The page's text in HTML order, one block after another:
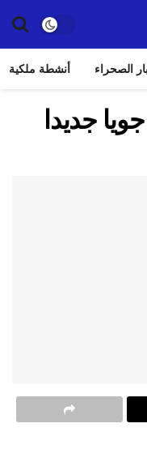
الصحراء أنشطة ملكية
جديدا